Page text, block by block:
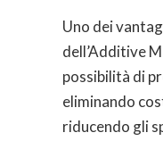
Uno dei
dell’Additive
possibilità di
eliminando
riducendo gli